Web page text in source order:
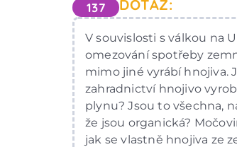
137 DOTAZ:
V souvislosti s válkou na
omezování spotřeby
mimo jiné vyrábí hnojiva.
zahradnictví hnojivo
plynu? Jsou to všechna,
že jsou organická?
jak se vlastně hnojiva ze